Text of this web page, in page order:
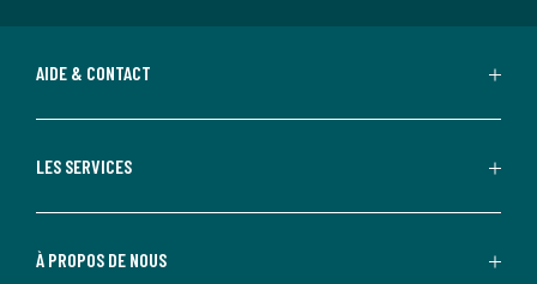
AIDE & CONTACT
LES SERVICES
À PROPOS DE NOUS